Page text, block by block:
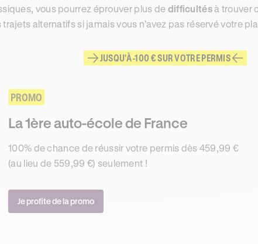
vous pourrez éprouver plus de difficultésà trouver
trajets alternatifs si jamais vous n’avez pas réservé votre
JUSQU'À -100 € SUR VOTRE PERMIS
PROMO
La 1ère auto-école de France
100% de chance de réussir votre permis dès 459,99 €
(au lieu de 559,99 €) seulement !
Je profite de la promo